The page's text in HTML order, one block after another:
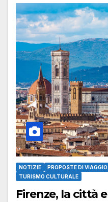
NOTIZIE PROPOSTE DI VIAGGIO
TURISMO CULTURALE
Firenze, la città